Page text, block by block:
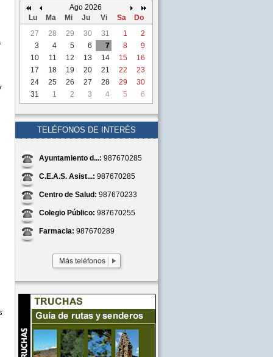
Ago 2026
Lu
Ma Mi Ju Vi Sa
Do
27
28 29 30 31 1
2
3
4 5 6 7 8
9
10
11 12 13 14 15
16
17
18 19 20 21 22
23
24
25 26 27 28 29
30
31
1 2 3 4 5 6
TELÉFONOS DE INTERÉS
Ayuntamiento d...: 987670285
C.E.A.S. Asist...: 987670285
Centro de Salud: 987670233
Colegio Público: 987670255
Farmacia: 987670289